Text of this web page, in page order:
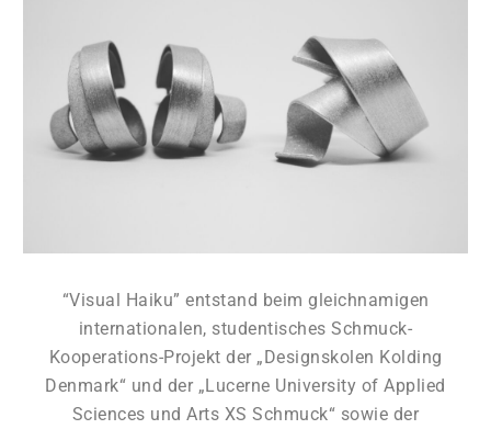
“Visual Haiku” entstand beim gleichnamigen
internationalen, studentisches Schmuck-
Kooperations-Projekt der „Designskolen Kolding
Denmark“ und der „Lucerne University of Applied
Sciences und Arts XS Schmuck“ sowie der